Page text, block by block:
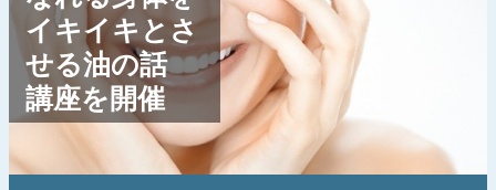
イキイキとさ
せる油の話
講座を開催